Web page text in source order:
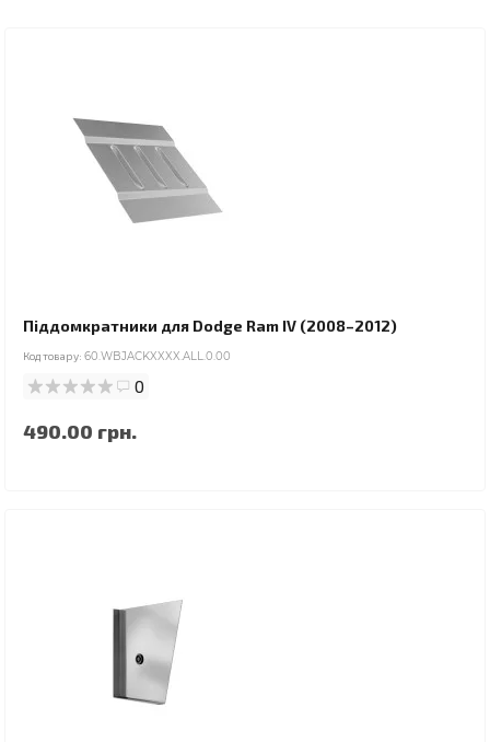
Піддомкратники для Dodge Ram IV (2008–2012)
Код товару: 60.WBJACKXXXX.ALL.0.00
0
490.00 грн.